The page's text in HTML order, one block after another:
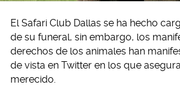
El Safari Club Dallas se ha hecho
de su funeral, sin embargo, los
derechos de los animales han
de vista en Twitter en los que
merecido.